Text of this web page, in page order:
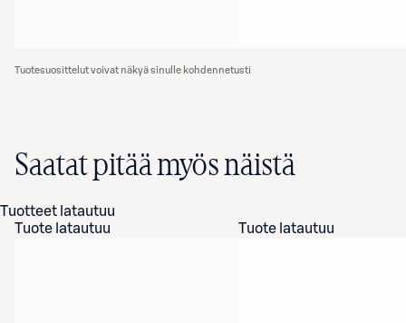
Tuotesuosittelut voivat näkyä sinulle kohdennetusti
Saatat pitää myös näistä
Tuotteet latautuu
Tuote latautuu
Tuote latautuu